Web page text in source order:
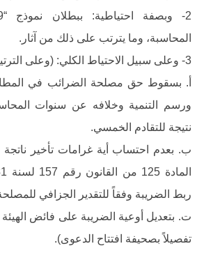
المحاسبة، وما يترتب على ذلك من آثار.
3- وعلى سبيل الاحتياط الكلي: (وعلى الترتيب التالي)..
أ‌. بسقوط حق مصلحة الضرائب في
نتيجة للتقادم الخمسي.
ب‌. بعدم احتساب أية غرامات تأخير
ربط الضريبة وفقاً للتقدير الجزافي
ت‌. بتعديل أوعية الضريبة على فائض الهيئة
تفصيلاً بصحيفة افتتاح الدعوى).